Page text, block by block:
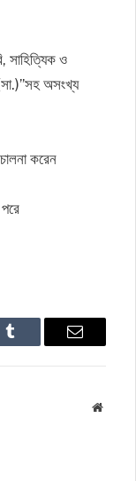
সাহিত্যিক ও
অসংখ্য
করেন
Tumblr Email
Website